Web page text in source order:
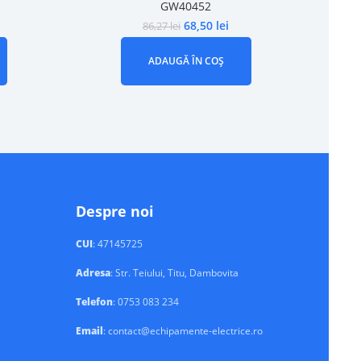
GW40452
86,27lei 68,50 lei
ADAUGĂ ÎN COȘ
Despre noi
CUI: 47145725
Adresa: Str. Teiului, Titu, Dambovita
Telefon: 0753 083 234
Email: contact@echipamente-electrice.ro